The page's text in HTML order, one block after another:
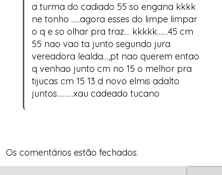
a turma do cadiado 55 so engana kkkk
ne tonho …..agora esses do limpe limpar
o q e so olhar pra traz… kkkkk……45 cm
55 nao vao ta junto segundo jura
vereadora lealda…,pt nao querem entao
q venhao junto cm no 15 o melhor pra
tijucas cm 15 13 d novo elmis adalto
juntos………xau cadeado tucano
Os comentários estão fechados.